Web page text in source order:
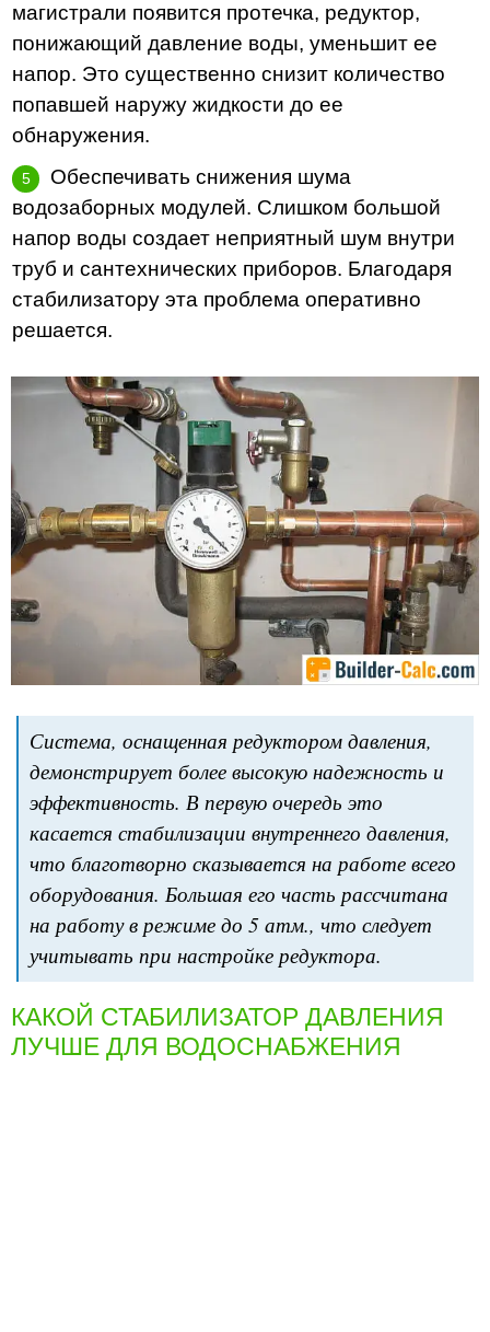
магистрали появится протечка, редуктор,
понижающий давление воды, уменьшит ее
напор. Это существенно снизит количество
попавшей наружу жидкости до ее
обнаружения.
Обеспечивать снижения шума
водозаборных модулей. Слишком большой
напор воды создает неприятный шум внутри
труб и сантехнических приборов. Благодаря
стабилизатору эта проблема оперативно
решается.
Система, оснащенная редуктором давления,
демонстрирует более высокую надежность и
эффективность. В первую очередь это
касается стабилизации внутреннего давления,
что благотворно сказывается на работе всего
оборудования. Большая его часть рассчитана
на работу в режиме до 5 атм., что следует
учитывать при настройке редуктора.
КАКОЙ СТАБИЛИЗАТОР ДАВЛЕНИЯ
ЛУЧШЕ ДЛЯ ВОДОСНАБЖЕНИЯ